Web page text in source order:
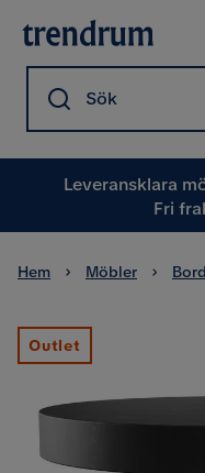
Sök
Leveransklara
Fri
Hem Möbler
Outlet